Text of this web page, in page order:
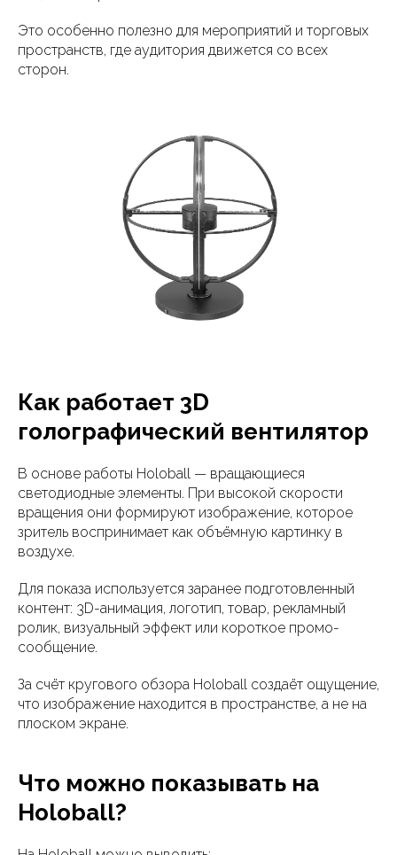
Это особенно полезно для мероприятий и торговых
пространств, где аудитория движется со всех
сторон.
Как работает 3D
голографический вентилятор
В основе работы Holoball — вращающиеся
светодиодные элементы. При высокой скорости
вращения они формируют изображение, которое
зритель воспринимает как объёмную картинку в
воздухе.
Для показа используется заранее подготовленный
контент: 3D-анимация, логотип, товар, рекламный
ролик, визуальный эффект или короткое промо-
сообщение.
За счёт кругового обзора Holoball создаёт ощущение,
что изображение находится в пространстве, а не на
плоском экране.
Что можно показывать на
Holoball?